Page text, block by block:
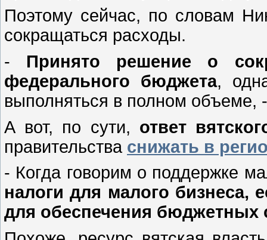
Поэтому сейчас, по словам
сокращаться расходы.
- Принято решение о
федерального бюджета,
выполняться в полном объеме,
А вот, по сути, ответ
правительства снижать в
- Когда говорим о поддержке
налоги для малого бизнеса,
для обеспечения бюджетных